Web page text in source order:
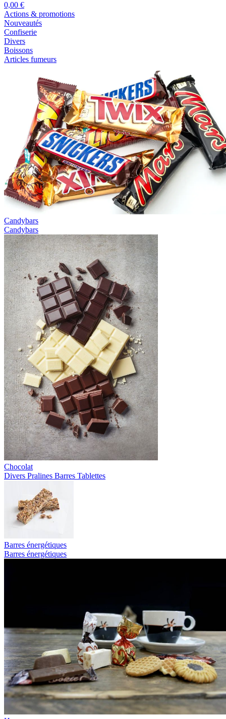
0,00 €
Actions & promotions
Nouveautés
Confiserie
Divers
Boissons
Articles fumeurs
Candybars
Candybars
Chocolat
Divers Pralines Barres Tablettes
Barres énergétiques
Barres énergétiques